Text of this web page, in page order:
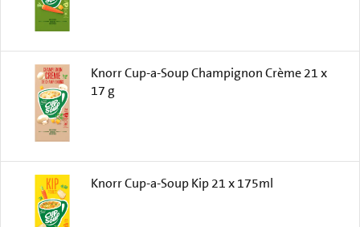
Knorr Cup-a-Soup Champignon Crème 21 x
17 g
Knorr Cup-a-Soup Kip 21 x 175ml